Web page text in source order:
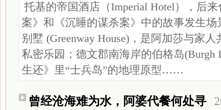
托基的帝国酒店（Imperial Hotel），后
案》和《沉睡的谋杀案》中的故事发生
别墅 (Greenway House)，是阿加莎与家
私密乐园；德文郡南海岸的伯格岛(Burgh
生还》里“士兵岛”的地理原型……
曾经沧海难为水，阿婆代餐何处寻